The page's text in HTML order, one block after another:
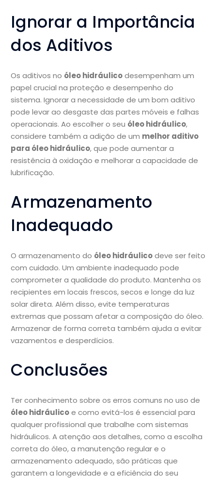
Ignorar a Importância
dos Aditivos
Os aditivos no óleo hidráulicodesempenham um
papel crucial na proteção e desempenho do
sistema. Ignorar a necessidade de um bom aditivo
pode levar ao desgaste das partes móveis e falhas
operacionais. Ao escolher o seu óleo hidráulico,
considere também a adição de um melhor aditivo
para óleo hidráulico, que pode aumentar a
resistência à oxidação e melhorar a capacidade de
lubrificação.
Armazenamento
Inadequado
O armazenamento do óleo hidráulicodeve ser feito
com cuidado. Um ambiente inadequado pode
comprometer a qualidade do produto. Mantenha os
recipientes em locais frescos, secos e longe da luz
solar direta. Além disso, evite temperaturas
extremas que possam afetar a composição do óleo.
Armazenar de forma correta também ajuda a evitar
vazamentos e desperdícios.
Conclusões
Ter conhecimento sobre os erros comuns no uso de
óleo hidráulicoe como evitá-los é essencial para
qualquer profissional que trabalhe com sistemas
hidráulicos. A atenção aos detalhes, como a escolha
correta do óleo, a manutenção regular e o
armazenamento adequado, são práticas que
garantem a longevidade e a eficiência do seu